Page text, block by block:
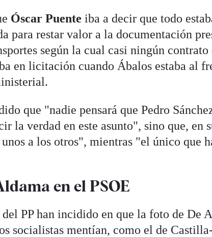
Óscar Puente iba a decir que todo
para restar valor a la documentación
según la cual casi ningún contrato
en licitación cuando Ábalos estaba al
que "nadie pensará que Pedro
la verdad en este asunto", sino que, en
a los otros", mientras "el único que
en el PSOE
PP han incidido en que la foto de De
socialistas mentían, como el de